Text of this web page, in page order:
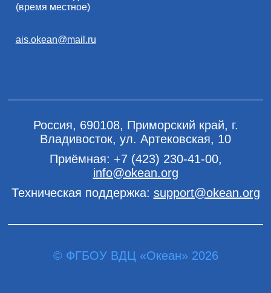
(время местное)
ais.okean@mail.ru
Россия, 690108, Приморский край, г.
Владивосток, ул. Артековская, 10
Приёмная: +7 (423) 230-41-00,
info@okean.org
Техническая поддержка: support@okean.org
© ФГБОУ ВДЦ «Океан» 2026